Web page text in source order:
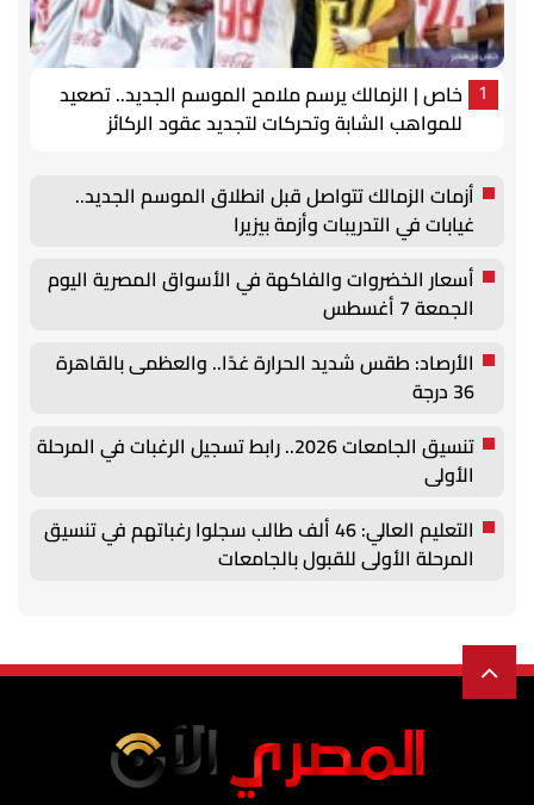
1
خاص | الزمالك يرسم ملامح الموسم الجديد.. تصعيد
للمواهب الشابة وتحركات لتجديد عقود الركائز
أزمات الزمالك تتواصل قبل انطلاق الموسم الجديد..
غيابات في التدريبات وأزمة بيزيرا
أسعار الخضروات والفاكهة في الأسواق المصرية اليوم
الجمعة 7 أغسطس
الأرصاد: طقس شديد الحرارة غدًا.. والعظمى بالقاهرة
36 درجة
تنسيق الجامعات 2026.. رابط تسجيل الرغبات في المرحلة
الأولى
التعليم العالي: 46 ألف طالب سجلوا رغباتهم في تنسيق
المرحلة الأولى للقبول بالجامعات